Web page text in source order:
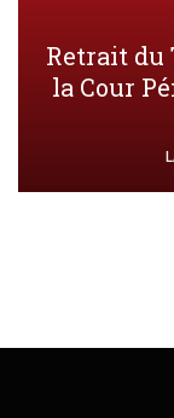
Retrait du
la Cour